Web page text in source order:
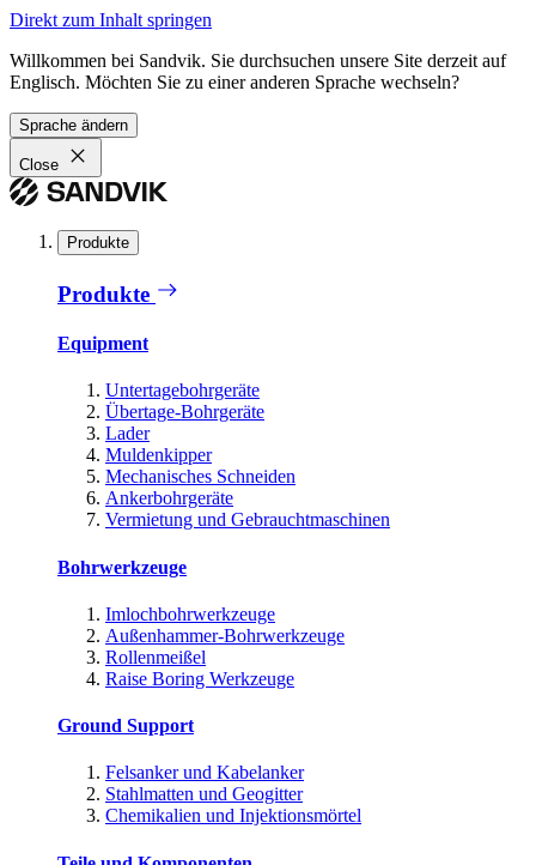
Direkt zum Inhalt springen
Willkommen bei Sandvik. Sie durchsuchen unsere Site derzeit auf
Englisch. Möchten Sie zu einer anderen Sprache wechseln?
Sprache ändern
Close
Produkte
Produkte
Equipment
Untertagebohrgeräte
Übertage-Bohrgeräte
Lader
Muldenkipper
Mechanisches Schneiden
Ankerbohrgeräte
Vermietung und Gebrauchtmaschinen
Bohrwerkzeuge
Imlochbohrwerkzeuge
Außenhammer-Bohrwerkzeuge
Rollenmeißel
Raise Boring Werkzeuge
Ground Support
Felsanker und Kabelanker
Stahlmatten und Geogitter
Chemikalien und Injektionsmörtel